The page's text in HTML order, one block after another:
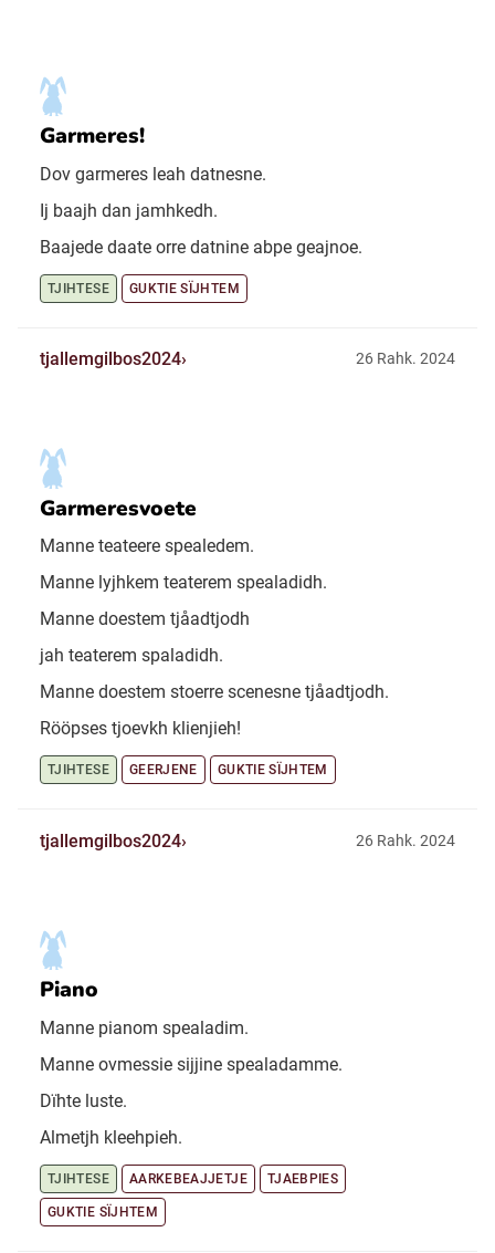
Garmeres!
Dov garmeres leah datnesne.
Ij baajh dan jamhkedh.
Baajede daate orre datnine abpe geajnoe.
TJIHTESE GUKTIE SÏJHTEM
tjallemgilbos2024 26 Rahk. 2024
Garmeresvoete
Manne teateere spealedem.
Manne lyjhkem teaterem spealadidh.
Manne doestem tjåadtjodh
jah teaterem spaladidh.
Manne doestem stoerre scenesne tjåadtjodh.
Rööpses tjoevkh klienjieh!
TJIHTESE GEERJENE GUKTIE SÏJHTEM
tjallemgilbos2024 26 Rahk. 2024
Piano
Manne pianom spealadim.
Manne ovmessie sijjine spealadamme.
Dïhte luste.
Almetjh kleehpieh.
TJIHTESE AARKEBEAJJETJE TJAEBPIES
GUKTIE SÏJHTEM